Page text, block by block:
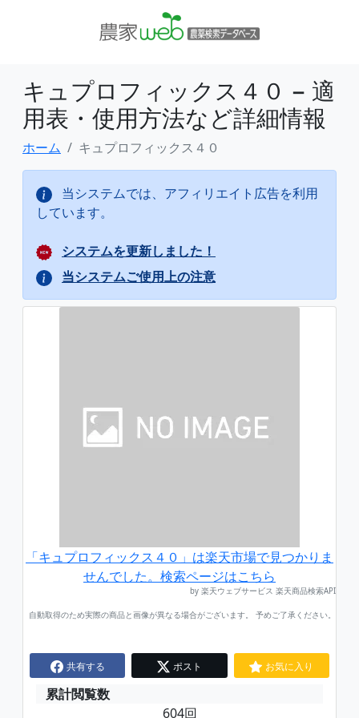
キュプロフィックス４０ − 適
用表・使用方法など詳細情報
ホーム キュプロフィックス４０
当システムでは、アフィリエイト広告を利用
しています。
システムを更新しました！
当システムご使用上の注意
「キュプロフィックス４０」は楽天市場で見つかりま
せんでした。検索ページはこちら
by 楽天ウェブサービス 楽天商品検索API
自動取得のため実際の商品と画像が異なる場合がございます。 予めご了承ください。
共有する ポスト お気に入り
累計閲覧数
604回